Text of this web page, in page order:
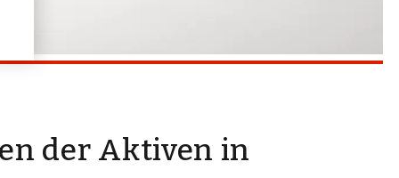
der Aktiven in